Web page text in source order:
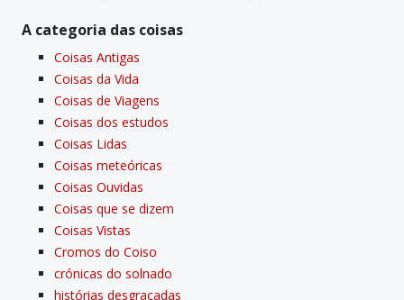
A categoria das coisas
Coisas Antigas
Coisas da Vida
Coisas de Viagens
Coisas dos estudos
Coisas Lidas
Coisas meteóricas
Coisas Ouvidas
Coisas que se dizem
Coisas Vistas
Cromos do Coiso
crónicas do solnado
histórias desgraçadas